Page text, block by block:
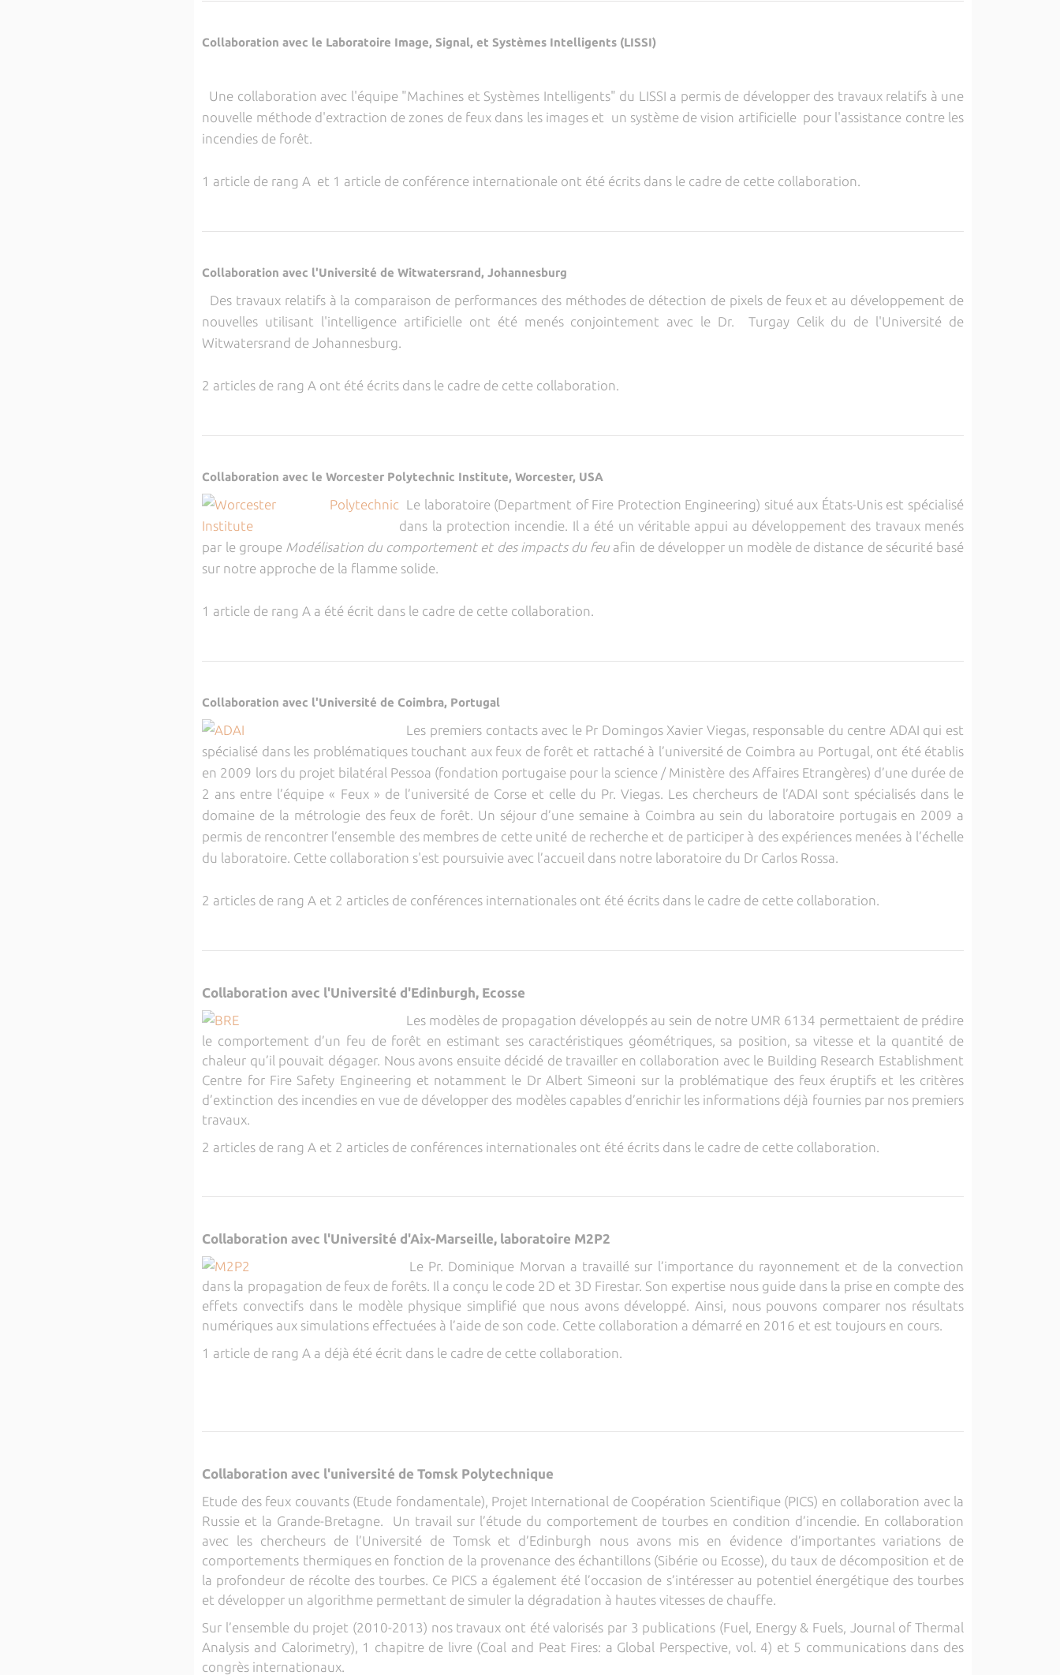
Collaboration avec le Laboratoire Image, Signal, et Systèmes Intelligents (LISSI)
Une collaboration avec l'équipe "Machines et Systèmes Intelligents" du LISSI a permis de développer des travaux relatifs à une
nouvelle méthode d'extraction de zones de feux dans les images et un système de vision artificielle pour l'assistance contre les
incendies de forêt.
1 article de rang A et 1 article de conférence internationale ont été écrits dans le cadre de cette collaboration.
Collaboration avec l'Université de Witwatersrand, Johannesburg
Des travaux relatifs à la comparaison de performances des méthodes de détection de pixels de feux et au développement de
nouvelles utilisant l'intelligence artificielle ont été menés conjointement avec le Dr. Turgay Celik du de l'Université de
Witwatersrand de Johannesburg.
2 articles de rang A ont été écrits dans le cadre de cette collaboration.
Collaboration avec le Worcester Polytechnic Institute, Worcester, USA
Le laboratoire (Department of Fire Protection Engineering) situé aux États-Unis est spécialisé
dans la protection incendie. Il a été un véritable appui au développement des travaux menés
par le groupe Modélisation du comportement et des impacts du feu afin de développer un modèle de distance de sécurité basé
sur notre approche de la flamme solide.
1 article de rang A a été écrit dans le cadre de cette collaboration.
Collaboration avec l'Université de Coimbra, Portugal
Les premiers contacts avec le Pr Domingos Xavier Viegas, responsable du centre ADAI qui est
spécialisé dans les problématiques touchant aux feux de forêt et rattaché à l’université de Coimbra au Portugal, ont été établis
en 2009 lors du projet bilatéral Pessoa (fondation portugaise pour la science / Ministère des Affaires Etrangères) d’une durée de
2 ans entre l’équipe « Feux » de l’université de Corse et celle du Pr. Viegas. Les chercheurs de l’ADAI sont spécialisés dans le
domaine de la métrologie des feux de forêt. Un séjour d’une semaine à Coimbra au sein du laboratoire portugais en 2009 a
permis de rencontrer l’ensemble des membres de cette unité de recherche et de participer à des expériences menées à l’échelle
du laboratoire. Cette collaboration s'est poursuivie avec l’accueil dans notre laboratoire du Dr Carlos Rossa.
2 articles de rang A et 2 articles de conférences internationales ont été écrits dans le cadre de cette collaboration.
Collaboration avec l'Université d'Edinburgh, Ecosse
Les modèles de propagation développés au sein de notre UMR 6134 permettaient de prédire
le comportement d’un feu de forêt en estimant ses caractéristiques géométriques, sa position, sa vitesse et la quantité de
chaleur qu’il pouvait dégager. Nous avons ensuite décidé de travailler en collaboration avec le Building Research Establishment
Centre for Fire Safety Engineering et notamment le Dr Albert Simeoni sur la problématique des feux éruptifs et les critères
d’extinction des incendies en vue de développer des modèles capables d’enrichir les informations déjà fournies par nos premiers
travaux.
2 articles de rang A et 2 articles de conférences internationales ont été écrits dans le cadre de cette collaboration.
Collaboration avec l'Université d'Aix-Marseille, laboratoire M2P2
Le Pr. Dominique Morvan a travaillé sur l’importance du rayonnement et de la convection
dans la propagation de feux de forêts. Il a conçu le code 2D et 3D Firestar. Son expertise nous guide dans la prise en compte des
effets convectifs dans le modèle physique simplifié que nous avons développé. Ainsi, nous pouvons comparer nos résultats
numériques aux simulations effectuées à l’aide de son code. Cette collaboration a démarré en 2016 et est toujours en cours.
1 article de rang A a déjà été écrit dans le cadre de cette collaboration.
Collaboration avec l'université de Tomsk Polytechnique
Etude des feux couvants (Etude fondamentale), Projet International de Coopération Scientifique (PICS) en collaboration avec la
Russie et la Grande-Bretagne. Un travail sur l’étude du comportement de tourbes en condition d’incendie. En collaboration
avec les chercheurs de l’Université de Tomsk et d’Edinburgh nous avons mis en évidence d’importantes variations de
comportements thermiques en fonction de la provenance des échantillons (Sibérie ou Ecosse), du taux de décomposition et de
la profondeur de récolte des tourbes. Ce PICS a également été l’occasion de s’intéresser au potentiel énergétique des tourbes
et développer un algorithme permettant de simuler la dégradation à hautes vitesses de chauffe.
Sur l’ensemble du projet (2010-2013) nos travaux ont été valorisés par 3 publications (Fuel, Energy & Fuels, Journal of Thermal
Analysis and Calorimetry), 1 chapitre de livre (Coal and Peat Fires: a Global Perspective, vol. 4) et 5 communications dans des
congrès internationaux.